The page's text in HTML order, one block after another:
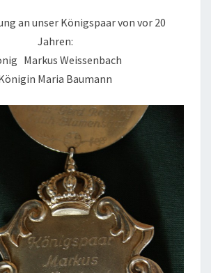
an unser Königspaar von vor 20
Jahren:
Markus Weissenbach
Maria Baumann